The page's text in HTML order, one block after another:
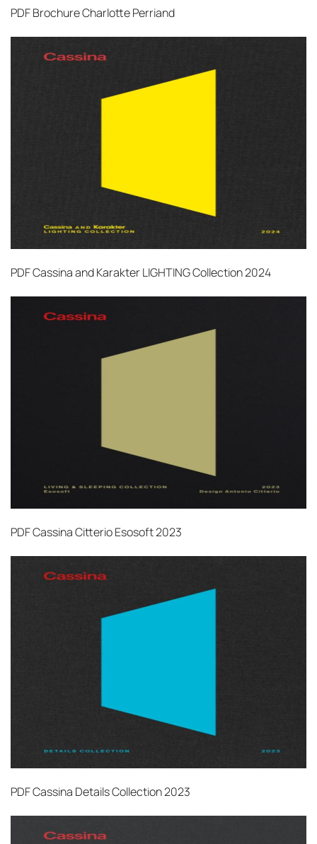
PDFBrochure Charlotte Perriand
PDFCassina and Karakter LIGHTING Collection 2024
PDFCassina Citterio Esosoft 2023
PDFCassina Details Collection 2023